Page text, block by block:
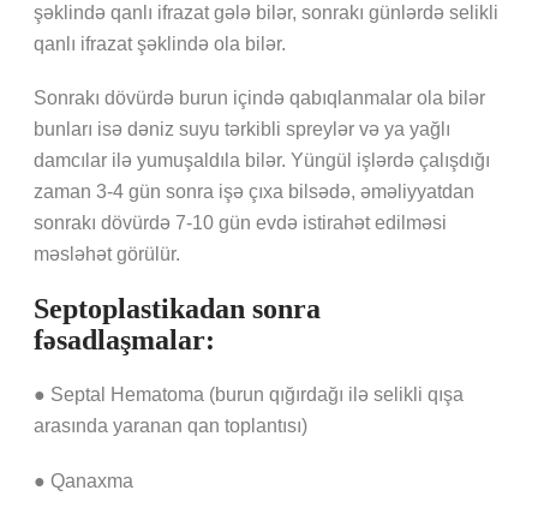
şəklində qanlı ifrazat gələ bilər, sonrakı günlərdə selikli
qanlı ifrazat şəklində ola bilər.
Sonrakı dövürdə burun içində qabıqlanmalar ola bilər
bunları isə dəniz suyu tərkibli spreylər və ya yağlı
damcılar ilə yumuşaldıla bilər. Yüngül işlərdə çalışdığı
zaman 3-4 gün sonra işə çıxa bilsədə, əməliyyatdan
sonrakı dövürdə 7-10 gün evdə istirahət edilməsi
məsləhət görülür.
Septoplastikadan sonra
fəsadlaşmalar:
● Septal Hematoma (burun qığırdağı ilə selikli qışa
arasında yaranan qan toplantısı)
● Qanaxma